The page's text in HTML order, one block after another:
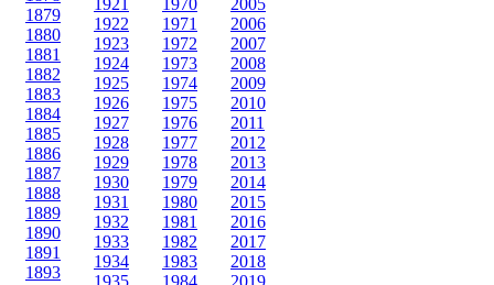
1879
1880
1881
1882
1883
1884
1885
1886
1887
1888
1889
1890
1891
1893
1922
1923
1924
1925
1926
1927
1928
1929
1930
1931
1932
1933
1934
1935
1971
1972
1973
1974
1975
1976
1977
1978
1979
1980
1981
1982
1983
1984
2006
2007
2008
2009
2010
2011
2012
2013
2014
2015
2016
2017
2018
2019